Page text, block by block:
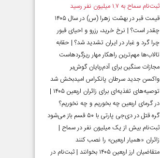
ثبت‌نام سماح به ۱.۷ میلیون نفر رسید
قیمت قبر در بهشت زهرا (س) در سال ۱۴۰۵
چقدر است؟ | نرخ خرید، رزرو و احیای قبور
چرا گرد و غبار در ایران تشدید شد؟ | حقابه
تالاب‌ها مهم‌ترین راهکار مهار ریزگردهاست
مجازات سنگین برای آدم‌ربایان گوش‌بر
واکسن جدید سرطان پانکراس امیدبخش شد
توصیه‌های تغذیه‌ای برای زائران اربعین ۱۴۰۵ |
در گرمای اربعین چه بخوریم و چه نخوریم؟
گره قتل در دی‌جی پارتی با ۵۰ قسم باز می‌شود
ثبت‌نام بیش از یک میلیون نفر در سماح |
زائران «همیار اربعین» را نصب کنند
متقاضیان ارز اربعین ۱۴۰۵ بخوانند | ثبت‌نام در